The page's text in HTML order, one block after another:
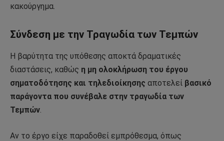
κακούργημα.
Σύνδεση με την Τραγωδία των Τεμπών
Η βαρύτητα της υπόθεσης αποκτά δραματικές
διαστάσεις, καθώς η μη ολοκλήρωση του έργου
σηματοδότησης και τηλεδιοίκησης αποτελεί βασικό
παράγοντα που συνέβαλε στην τραγωδία των
Τεμπών.
Αν το έργο είχε παραδοθεί εμπρόθεσμα, όπως